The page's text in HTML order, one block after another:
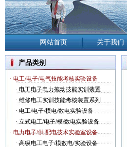
网站首页 关于我们
产品类别
· 电工/电子/电气技能考核实验设备
· 电工电子电力拖动技能实训装置
· 维修电工实训技能考核装置系列
· 电工/电子/模电/数电实验设备
·立式电工/电子/模/数电实验设备
· 电力电子/供.配电技术实验室设备
·高级电工电子/模数电/实验设备